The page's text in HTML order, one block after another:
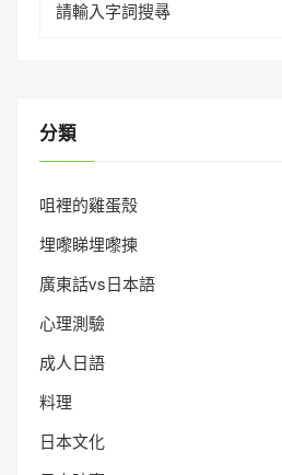
for:
分類
咀裡的雞蛋殼
埋嚟睇埋嚟揀
廣東話vs日本語
心理測驗
成人日語
料理
日本文化